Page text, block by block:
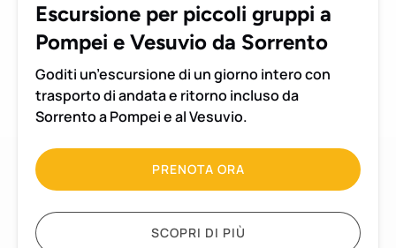
Sorrento
Escursione per piccoli gruppi a
Pompei e Vesuvio da Sorrento
Goditi un’escursione di un giorno intero con
trasporto di andata e ritorno incluso da
Sorrento a Pompei e al Vesuvio.
PRENOTA ORA
SCOPRI DI PIÙ